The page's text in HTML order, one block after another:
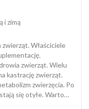
Jak
Polsce
przeżywamy
śmierć
zwierząt
domowych
i
i zimą
zwierząt. Właściciele
zwierząt. Wielu
kastrację zwierząt.
zwierzęcia. Po
się otyłe. Warto…